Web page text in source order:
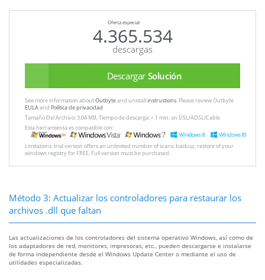
Oferta especial
4.365.534
descargas
Descargar Solución
See more information aboutOutbyteand unistallinstrustions. Please review Outbyte
EULAand Política de privacidad
Tamaño Del Archivo: 3.04 MB, Tiempo de descarga: < 1 min. on DSL/ADSL/Cable
Esta herramienta es compatible con:
Limitations: trial version offers an unlimited number of scans, backup, restore of your
windows registry for FREE. Full version must be purchased.
Método 3: Actualizar los controladores para restaurar los
archivos .dll que faltan
Las actualizaciones de los controladores del sistema operativo Windows, así como de
los adaptadores de red, monitores, impresoras, etc., pueden descargarse e instalarse
de forma independiente desde el Windows Update Center o mediante el uso de
utilidades especializadas.